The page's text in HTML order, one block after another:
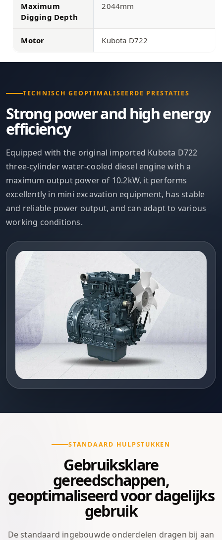
Maximum
Digging Depth
2044mm
Motor Kubota D722
TECHNISCH GEOPTIMALISEERDE PRESTATIES
Strong power and high energy
efficiency
Equipped with the original imported Kubota D722
three-cylinder water-cooled diesel engine with a
maximum output power of 10.2kW, it performs
excellently in mini excavation equipment, has stable
and reliable power output, and can adapt to various
working conditions.
STANDAARD HULPSTUKKEN
Gebruiksklare
gereedschappen,
geoptimaliseerd voor dagelijks
gebruik
De standaard ingebouwde onderdelen dragen bij aan